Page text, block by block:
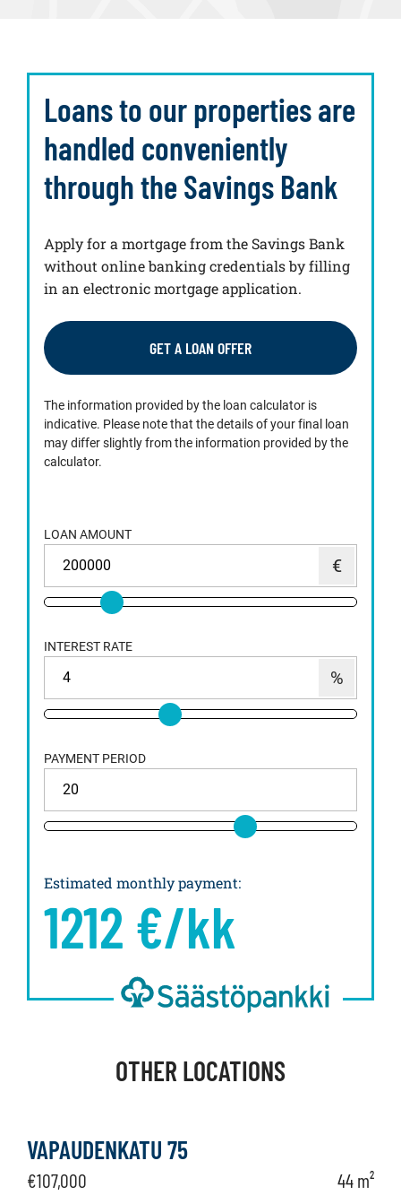
Loans to our properties are
handled conveniently
through the Savings Bank
Apply for a mortgage from the Savings Bank
without online banking credentials by filling
in an electronic mortgage application.
GET A LOAN OFFER
The information provided by the loan calculator is
indicative. Please note that the details of your final loan
may differ slightly from the information provided by the
calculator.
LOAN AMOUNT
INTEREST RATE
PAYMENT PERIOD
Estimated monthly payment:
1212 €/kk
OTHER LOCATIONS
VAPAUDENKATU 75
€107,000 44 m²